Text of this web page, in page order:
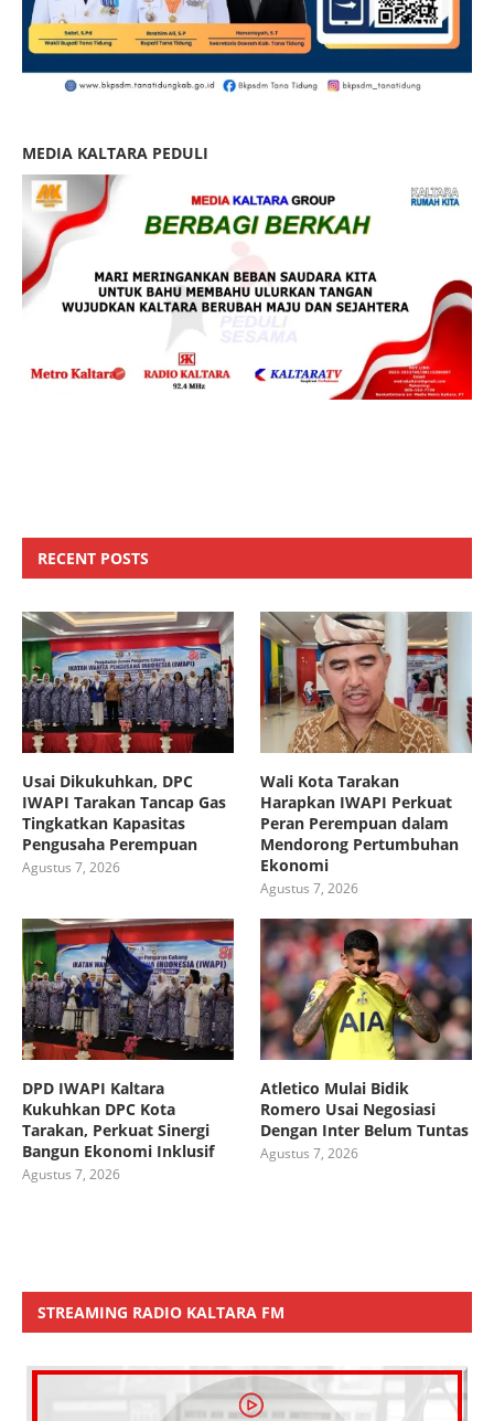
MEDIA KALTARA PEDULI
RECENT POSTS
Usai Dikukuhkan, DPC
IWAPI Tarakan Tancap Gas
Tingkatkan Kapasitas
Pengusaha Perempuan
Agustus 7, 2026
Wali Kota Tarakan
Harapkan IWAPI Perkuat
Peran Perempuan dalam
Mendorong Pertumbuhan
Ekonomi
Agustus 7, 2026
DPD IWAPI Kaltara
Kukuhkan DPC Kota
Tarakan, Perkuat Sinergi
Bangun Ekonomi Inklusif
Agustus 7, 2026
Atletico Mulai Bidik
Romero Usai Negosiasi
Dengan Inter Belum Tuntas
Agustus 7, 2026
STREAMING RADIO KALTARA FM